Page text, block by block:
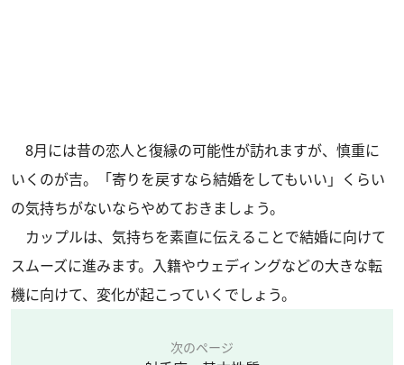
8月には昔の恋人と復縁の可能性が訪れますが、慎重に
いくのが吉。「寄りを戻すなら結婚をしてもいい」くらい
の気持ちがないならやめておきましょう。
カップルは、気持ちを素直に伝えることで結婚に向けて
スムーズに進みます。入籍やウェディングなどの大きな転
機に向けて、変化が起こっていくでしょう。
次のページ